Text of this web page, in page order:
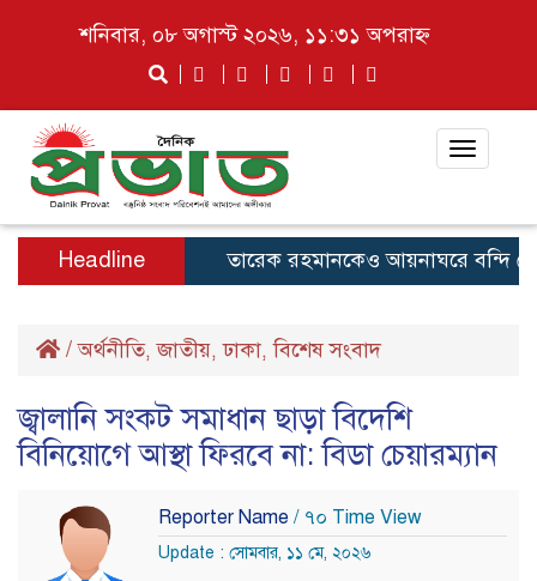
শনিবার, ০৮ অগাস্ট ২০২৬, ১১:৩১ অপরাহ্ন
Toggle
Headline তারেক রহমানকেও আয়নাঘরে বন্দি রেখে
/অর্থনীতি,জাতীয়,ঢাকা,বিশেষ সংবাদ
জ্বালানি সংকট সমাধান ছাড়া বিদেশি
বিনিয়োগে আস্থা ফিরবে না: বিডা চেয়ারম্যান
Reporter Name / ৭০ Time View
Update : সোমবার, ১১ মে, ২০২৬